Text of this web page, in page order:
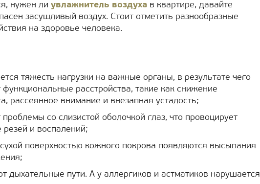
нужен ли увлажнитель воздуха в квартире, давайте
засушливый воздух. Стоит отметить разнообразные
на здоровье человека.
тяжесть нагрузки на важные органы, в результате чего
функциональные расстройства, такие как снижение
рассеянное внимание и внезапная усталость;
проблемы со слизистой оболочкой глаз, что провоцирует
резей и воспалений;
поверхностью кожного покрова появляются высыпания
дыхательные пути. А у аллергиков и астматиков нарушается